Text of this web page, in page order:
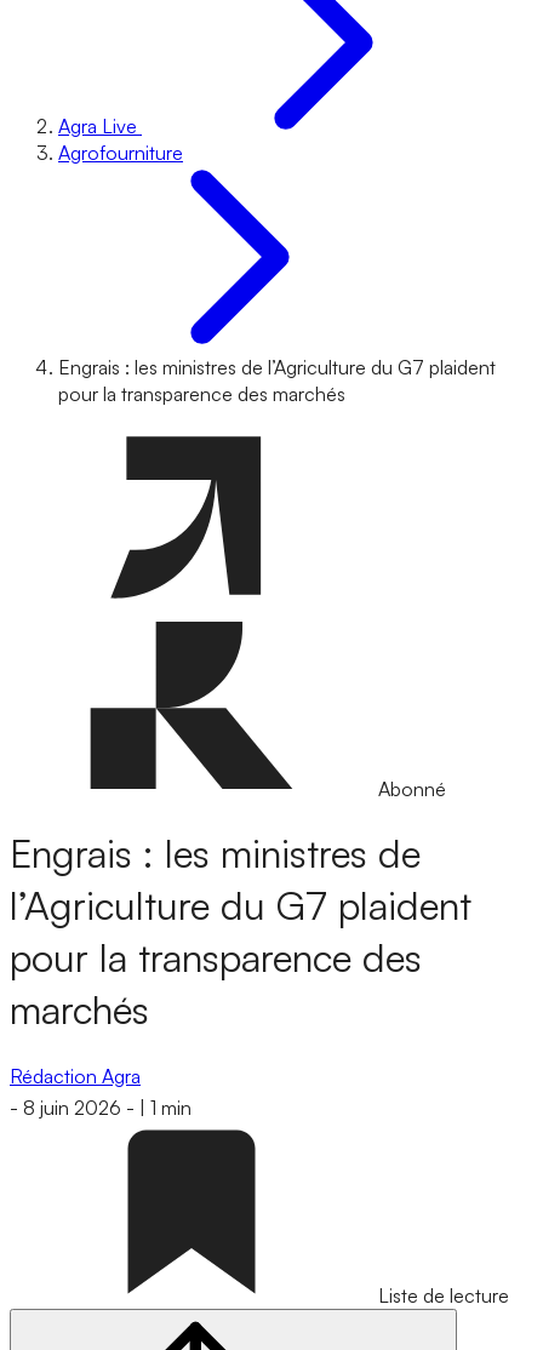
Agra Live
Agrofourniture
Engrais : les ministres de l’Agriculture du G7 plaident
pour la transparence des marchés
Abonné
Engrais : les ministres de
l’Agriculture du G7 plaident
pour la transparence des
marchés
Rédaction Agra
- 8 juin 2026 - 1 min
Liste de lecture